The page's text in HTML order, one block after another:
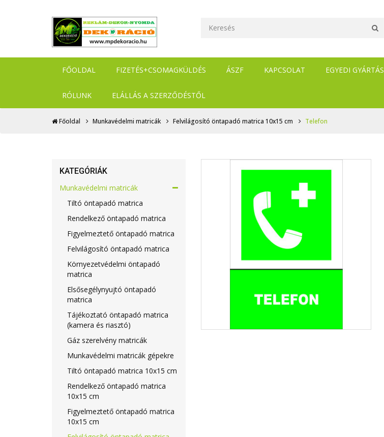
FŐOLDAL FIZETÉS+CSOMAGKÜLDÉS ÁSZF KAPCSOLAT EGYEDI GYÁRTÁS
RÓLUNK ELÁLLÁS A SZERZŐDÉSTŐL
Főoldal Munkavédelmi matricák Felvilágosító öntapadó matrica 10x15 cm Telefon
KATEGÓRIÁK
Munkavédelmi matricák
Tiltó öntapadó matrica
Rendelkező öntapadó matrica
Figyelmeztető öntapadó matrica
Felvilágosító öntapadó matrica
Környezetvédelmi öntapadó
matrica
Elsősegélynyujtó öntapadó
matrica
Tájékoztató öntapadó matrica
(kamera és riasztó)
Gáz szerelvény matricák
Munkavédelmi matricák gépekre
Tiltó öntapadó matrica 10x15 cm
Rendelkező öntapadó matrica
10x15 cm
Figyelmeztető öntapadó matrica
10x15 cm